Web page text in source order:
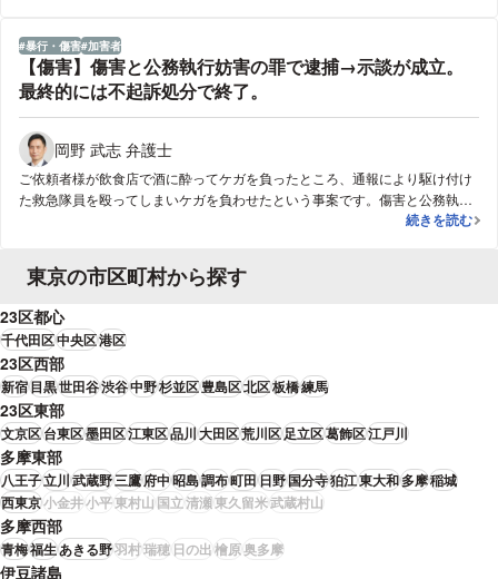
暴行・傷害 加害者
【傷害】傷害と公務執行妨害の罪で逮捕→示談が成立。
最終的には不起訴処分で終了。
岡野 武志 弁護士
ご依頼者様が飲食店で酒に酔ってケガを負ったところ、通報により駆け付け
た救急隊員を殴ってしまいケガを負わせたという事案です。傷害と公務執行
妨害の罪に問われることとなりましたが、被害者及び消防組合との間に加害
た。
【傷害】傷害
続きを読む
東京の市区町村から探す
23区都心
千代田区中央区港区
23区西部
新宿目黒世田谷渋谷中野杉並区豊島区北区板橋練馬
23区東部
文京区台東区墨田区江東区品川大田区荒川区足立区葛飾区江戸川
多摩東部
八王子立川武蔵野三鷹府中昭島調布町田日野国分寺狛江東大和多摩稲城
西東京小金井小平東村山 国立清瀬東久留米武蔵村山
多摩西部
青梅福生あきる野羽村瑞穂 日の出檜原奥多摩
伊豆諸島